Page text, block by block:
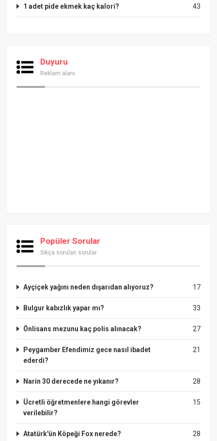
43
1 adet pide ekmek kaç kalori?
Duyuru
Reklam alanı
Popüler Sorular
Sıkça sorulan sorular
17
Ayçiçek yağını neden dışarıdan alıyoruz?
33
Bulgur kabızlık yapar mı?
27
Önlisans mezunu kaç polis alınacak?
21
Peygamber Efendimiz gece nasıl ibadet
ederdi?
28
Narin 30 derecede ne yıkanır?
15
Ücretli öğretmenlere hangi görevler
verilebilir?
28
Atatürk'ün Köpeği Fox nerede?